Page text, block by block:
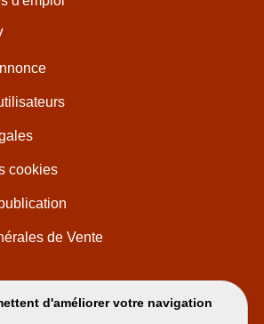
d'améliorer votre navigation
cookies
de Vente